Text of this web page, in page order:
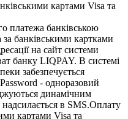
картами Visa та
платежа банківською
банківськими картками
на сайт системи
банку LIQPAY. В системі
забезпечується
- одноразовий
динамічним
в SMS.Оплату
картами Visa та